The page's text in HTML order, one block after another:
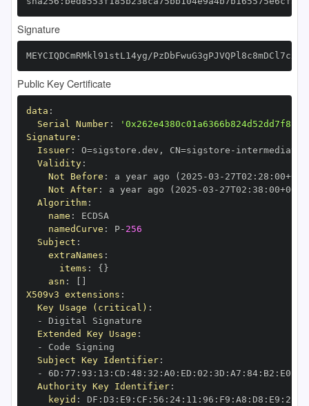
Signature
MEYCIQDCmRMkl91stL14yg/
Public Key Certificate
data :
Serial Number:
Signature :
Issuer: O=sigstore.dev , CN=sigstore -
Validity:
Not Before : a year ago (2025 -03 - 27T02 : 28 : 00+00
Not After: a year ago (2025 -03 - 27T02 : 38 : 00+00
Algorithm:
name :
namedCurve : P- 256
Subject :
extraNames :
items : { }
asn :
X509v3 extensions :
Key Usage (critical) :
-
Extended Key Usage :
-
Subject Key Identifier:
-
6D : 77 : 93 : 13 : CD : 48 : 32 : A0 : ED : 02 : 3D : A7 : 84: B2 : E0
Authority Key Identifier:
keyid : DF : D3 : E9 : CF : 56 : 24: 11 : 96 : F9 : A8 : D8 : E9 : 28